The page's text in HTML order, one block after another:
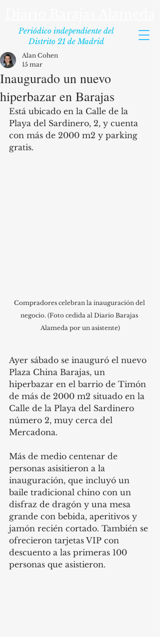
Periódico independiente del
Distrito 21 de Madrid
Inaugurado un nuevo
hiperbazar en Barajas
Alan Cohen
15 mar
Está ubicado en la Calle de la
Playa del Sardinero, 2, y cuenta
con más de 2000 m2 y parking
gratis.
Compradores celebran la inauguración del
negocio. (Foto cedida al Diario Barajas
Alameda por un asistente)
Ayer sábado se inauguró el nuevo
Plaza China Barajas, un
hiperbazar en el barrio de Timón
de más de 2000 m2 situado en la
Calle de la Playa del Sardinero
número 2, muy cerca del
Mercadona.
Más de medio centenar de
personas asisitieron a la
inauguración, que incluyó un
baile tradicional chino con un
disfraz de dragón y una mesa
grande con bebida, aperitivos y
jamón recién cortado. También se
ofrecieron tarjetas VIP con
descuento a las primeras 100
personas que asistieron.